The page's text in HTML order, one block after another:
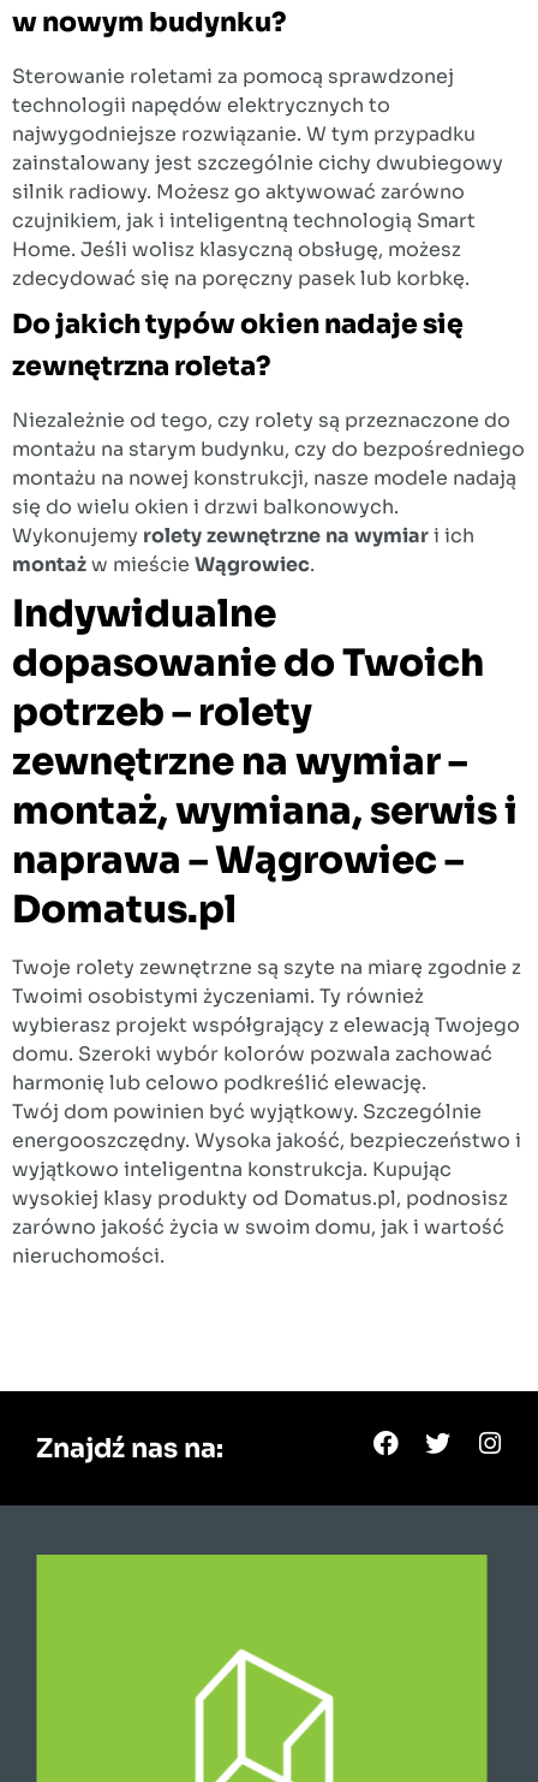
w nowym budynku?
Sterowanie roletami za pomocą sprawdzonej
technologii napędów elektrycznych to
najwygodniejsze rozwiązanie. W tym przypadku
zainstalowany jest szczególnie cichy dwubiegowy
silnik radiowy. Możesz go aktywować zarówno
czujnikiem, jak i inteligentną technologią Smart
Home. Jeśli wolisz klasyczną obsługę, możesz
zdecydować się na poręczny pasek lub korbkę.
Do jakich typów okien nadaje się
zewnętrzna roleta?
Niezależnie od tego, czy rolety są przeznaczone do
montażu na starym budynku, czy do bezpośredniego
montażu na nowej konstrukcji, nasze modele nadają
się do wielu okien i drzwi balkonowych.
Wykonujemy roletyzewnętrzne na wymiari ich
montażw mieście Wągrowiec.
Indywidualne
dopasowanie do Twoich
potrzeb – rolety
zewnętrzne na wymiar –
montaż, wymiana, serwis i
naprawa – Wągrowiec –
Domatus.pl
Twoje rolety zewnętrzne są szyte na miarę zgodnie z
Twoimi osobistymi życzeniami. Ty również
wybierasz projekt współgrający z elewacją Twojego
domu. Szeroki wybór kolorów pozwala zachować
harmonię lub celowo podkreślić elewację.
Twój dom powinien być wyjątkowy. Szczególnie
energooszczędny. Wysoka jakość, bezpieczeństwo i
wyjątkowo inteligentna konstrukcja. Kupując
wysokiej klasy produkty od Domatus.pl, podnosisz
zarówno jakość życia w swoim domu, jak i wartość
nieruchomości.
Znajdź nas na: